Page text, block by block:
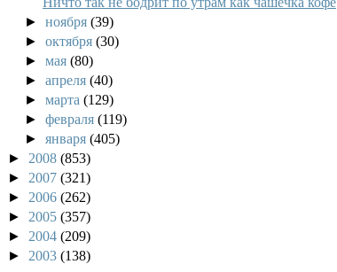
►ноября(39)
►октября(30)
►мая(80)
►апреля(40)
►марта(129)
►февраля(119)
►января(405)
► 2008 (853)
► 2007 (321)
► 2006 (262)
► 2005 (357)
► 2004 (209)
► 2003 (138)